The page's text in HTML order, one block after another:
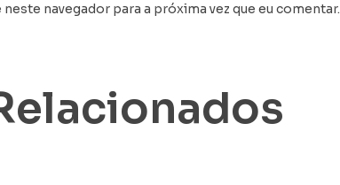
navegador para a próxima vez que eu comentar.